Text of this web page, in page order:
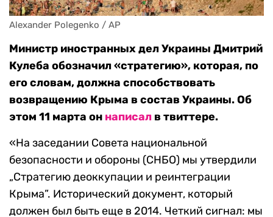
Alexander Polegenko / AP
Министр иностранных дел Украины Дмитрий
Кулеба обозначил «стратегию», которая, по
его словам, должна способствовать
возвращению Крыма в состав Украины. Об
этом 11 марта он написал в твиттере.
«На заседании Совета национальной
безопасности и обороны (СНБО) мы утвердили
„Стратегию деоккупации и реинтеграции
Крыма”. Исторический документ, который
должен был быть еще в 2014. Четкий сигнал: мы